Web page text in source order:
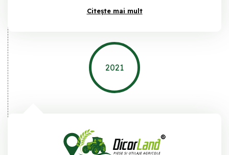
județul Galați. Parcul s-a transformat într-un
metri pătrați au găzduit standuri dedicate
fiecărei companii partenere, prezentări de
echipamente agricole, dar și conferințe
academice pe teme de actualitate.
Citește mai mult
2021